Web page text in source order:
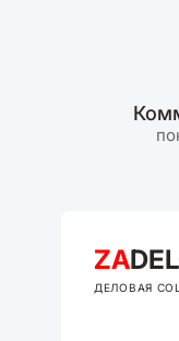
ZA
ДЕЛОВАЯ